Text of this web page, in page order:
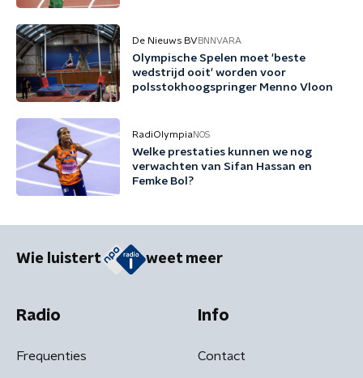
De Nieuws BV BNNVARA
Olympische Spelen moet 'beste
wedstrijd ooit' worden voor
polsstokhoogspringer Menno Vloon
RadiOlympia NOS
Welke prestaties kunnen we nog
verwachten van Sifan Hassan en
Femke Bol?
Wie luistert weet meer
Radio
Frequenties
Info
Contact